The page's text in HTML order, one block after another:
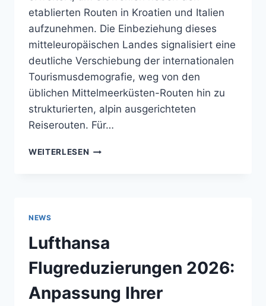
etablierten Routen in Kroatien und Italien
aufzunehmen. Die Einbeziehung dieses
mitteleuropäischen Landes signalisiert eine
deutliche Verschiebung der internationalen
Tourismusdemografie, weg von den
üblichen Mittelmeerküsten-Routen hin zu
strukturierten, alpin ausgerichteten
Reiserouten. Für…
WEITERLESEN ADVENTURES
FÜR
2027
AUF:
LOGISTISCHE
AUSWIRKUNGEN
NEWS
Lufthansa
Flugreduzierungen 2026:
Anpassung Ihrer